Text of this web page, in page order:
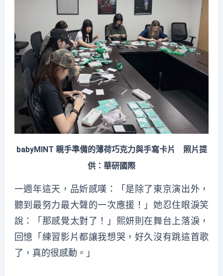
babyMINT 親手準備的薄荷巧克力與手寫卡片 照片提
供：華研國際
一週年這天，品妡感嘆：「是除了東京演出外，
聽到最努力最大聲的一次應援！」她忍住眼淚笑
說：「那感覺太對了！」熙妍則在舞台上落淚，
回憶「練習影片都讓我想哭，好久沒有跳這首歌
了，真的很感動。」